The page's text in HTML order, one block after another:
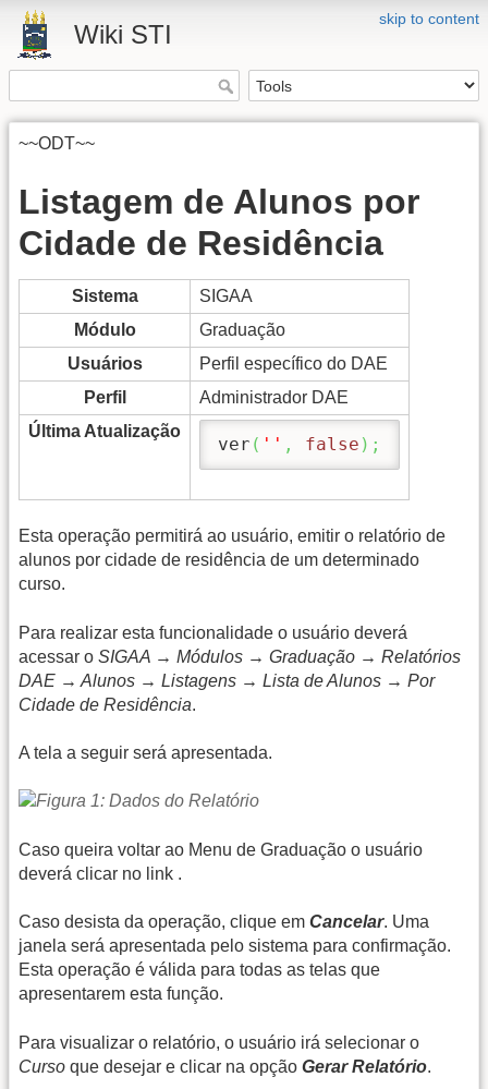
skip to content
Wiki STI
~~ODT~~
Listagem de Alunos por
Cidade de Residência
Sistema
SIGAA
Módulo
Graduação
Usuários
Perfil específico do DAE
Perfil
Administrador DAE
Última Atualização
ver ( '' , false ) ;
Esta operação permitirá ao usuário, emitir o relatório de
alunos por cidade de residência de um determinado
curso.
Para realizar esta funcionalidade o usuário deverá
acessar o SIGAA → Módulos → Graduação → Relatórios
DAE → Alunos → Listagens → Lista de Alunos → Por
Cidade de Residência.
A tela a seguir será apresentada.
Caso queira voltar ao Menu de Graduação o usuário
deverá clicar no link .
Caso desista da operação, clique em Cancelar. Uma
janela será apresentada pelo sistema para confirmação.
Esta operação é válida para todas as telas que
apresentarem esta função.
Para visualizar o relatório, o usuário irá selecionar o
Curso que desejar e clicar na opção Gerar Relatório.